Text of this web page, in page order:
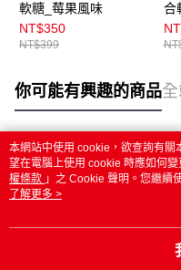
軟糖_莓果風味
NT$350
NT$399
合
你可能有興趣的商品
熱門標籤
本網站中使用 cookie，欲查詢有
望在電腦上使用 cookie 時應如何
權條款 」之 Cookie 聲明。您繼續
用條款之 Cookie 聲明使用 cookie。
了解更多 >